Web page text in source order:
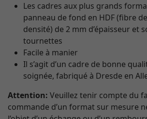
Les cadres aux plus grands
panneau de fond en HDF (fibre
densité) de 2 mm d’épaisseur et
tournettes
Facile à manier
Il s’agit d’un cadre de bonne
soignée, fabriqué à Dresde en
Attention: Veuillez tenir compte du
commande d’un format sur mesure